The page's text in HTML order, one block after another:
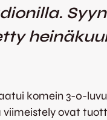
komein 3-0-
ovat